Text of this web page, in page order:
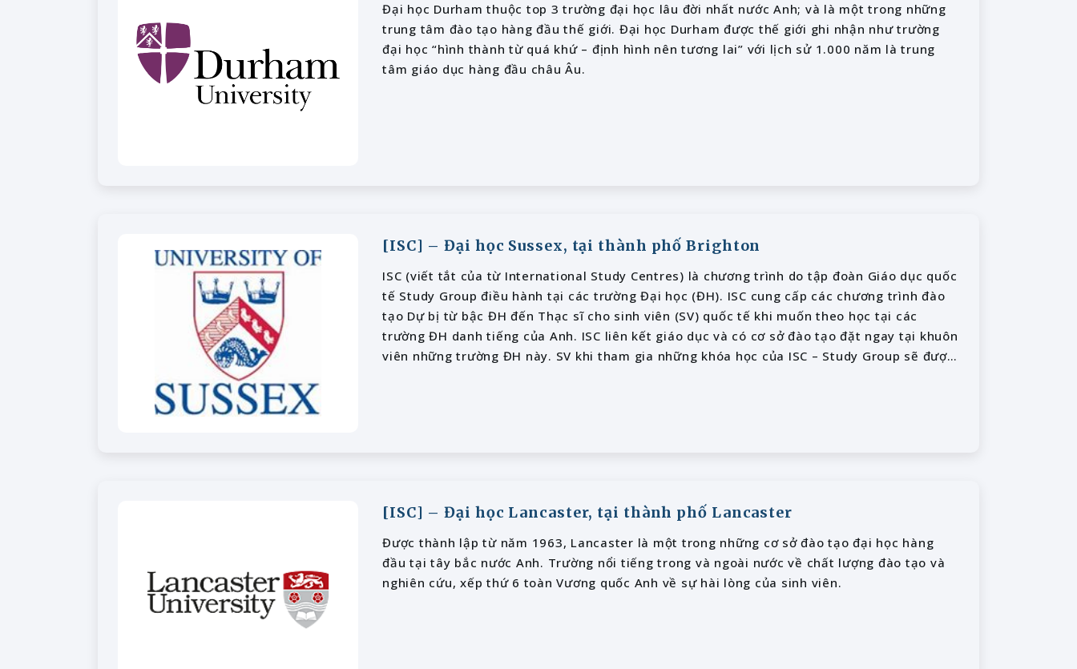
Đại học Durham thuộc top 3 trường đại học lâu đời nhất nước Anh; và là một trong những
trung tâm đào tạo hàng đầu thế giới. Đại học Durham được thế giới ghi nhận như trường
đại học “hình thành từ quá khứ – định hình nên tương lai” với lịch sử 1.000 năm là trung
tâm giáo dục hàng đầu châu Âu.
[ISC] – Đại học Sussex, tại thành phố Brighton
ISC (viết tắt của từ International Study Centres) là chương trình do tập đoàn Giáo dục quốc
tế Study Group điều hành tại các trường Đại học (ĐH). ISC cung cấp các chương trình đào
tạo Dự bị từ bậc ĐH đến Thạc sĩ cho sinh viên (SV) quốc tế khi muốn theo học tại các
trường ĐH danh tiếng của Anh. ISC liên kết giáo dục và có cơ sở đào tạo đặt ngay tại khuôn
viên những trường ĐH này. SV khi tham gia những khóa học của ISC – Study Group sẽ được
[ISC] – Đại học Lancaster, tại thành phố Lancaster
Được thành lập từ năm 1963, Lancaster là một trong những cơ sở đào tạo đại học hàng
đầu tại tây bắc nước Anh. Trường nổi tiếng trong và ngoài nước về chất lượng đào tạo và
nghiên cứu, xếp thứ 6 toàn Vương quốc Anh về sự hài lòng của sinh viên.